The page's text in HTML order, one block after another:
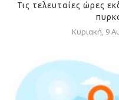
Τις τελευταίες ώρες
Κυριακή, 9